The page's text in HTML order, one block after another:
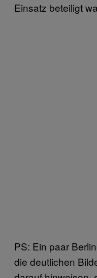
Einsatz beteiligt
PS: Ein paar
die deutlichen